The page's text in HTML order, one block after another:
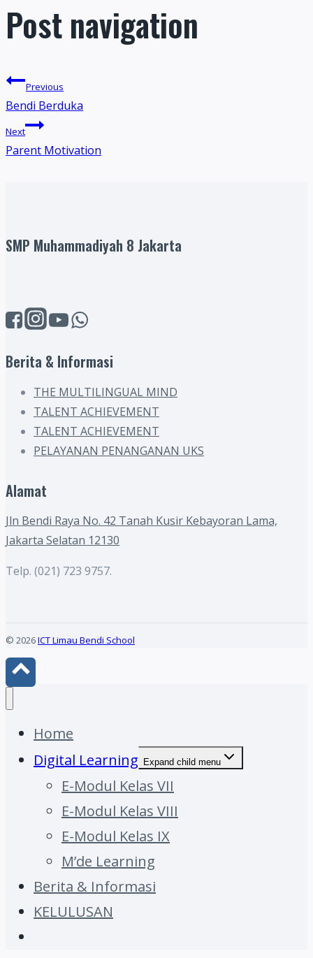
Post navigation
Previous
Bendi Berduka
Next
Parent Motivation
SMP Muhammadiyah 8 Jakarta
Berita & Informasi
THE MULTILINGUAL MIND
TALENT ACHIEVEMENT
TALENT ACHIEVEMENT
PELAYANAN PENANGANAN UKS
Alamat
Jln Bendi Raya No. 42 Tanah Kusir Kebayoran Lama,
Jakarta Selatan 12130
Telp. (021) 723 9757.
© 2026ICT Limau Bendi School
Home
Digital Learning Expand child menu
E-Modul Kelas VII
E-Modul Kelas VIII
E-Modul Kelas IX
M’de Learning
Berita & Informasi
KELULUSAN